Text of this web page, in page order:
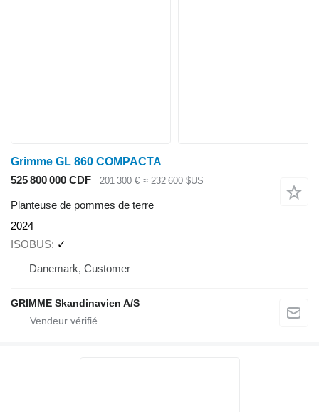
Grimme GL 860 COMPACTA
525 800 000 CDF
201 300 € ≈ 232 600 $US
Planteuse de pommes de terre
2024
ISOBUS ✓
Danemark, Customer
GRIMME Skandinavien A/S